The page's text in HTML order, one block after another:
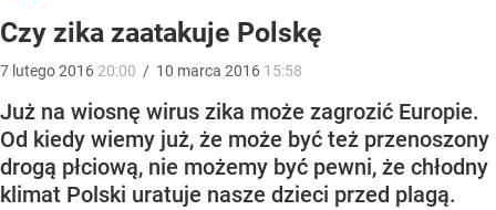
Czy zika zaatakuje Polskę
7 lutego2016 20:00 / 10 marca 2016 15:58
Już na wiosnę wirus zika może zagrozić Europie.
Od kiedy wiemy już, że może być też przenoszony
drogą płciową, nie możemy być pewni, że chłodny
klimat Polski uratuje nasze dzieci przed plagą.